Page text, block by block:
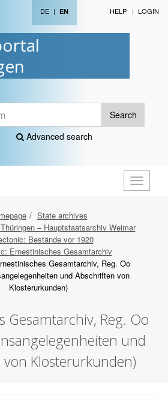
DE | EN HELP LOGIN
Search
Advanced search
Toggle
State archives
– Hauptstaatsarchiv Weimar
Bestände vor 1920
Ernestinisches Gesamtarchiv
Gesamtarchiv, Reg. Oo
und Abschriften von
Klosterurkunden)
Gesamtarchiv, Reg. Oo
und
Klosterurkunden)